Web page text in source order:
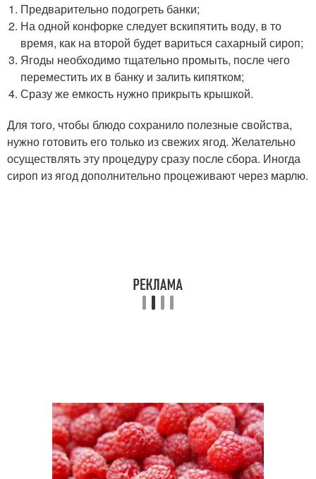
Предварительно подогреть банки;
На одной конфорке следует вскипятить воду, в то
время, как на второй будет вариться сахарный сироп;
Ягоды необходимо тщательно промыть, после чего
переместить их в банку и залить кипятком;
Сразу же емкость нужно прикрыть крышкой.
Для того, чтобы блюдо сохранило полезные свойства,
нужно готовить его только из свежих ягод. Желательно
осуществлять эту процедуру сразу после сбора. Иногда
сироп из ягод дополнительно процеживают через марлю.